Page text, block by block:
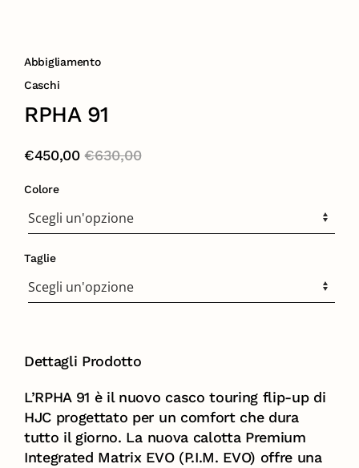
Abbigliamento
Caschi
RPHA 91
€450,00 €630,00
Colore
Taglie
Dettagli Prodotto
L’RPHA 91 è il nuovo casco touring flip-up di
HJC progettato per un comfort che dura
tutto il giorno. La nuova calotta Premium
Integrated Matrix EVO (P.I.M. EVO) offre una